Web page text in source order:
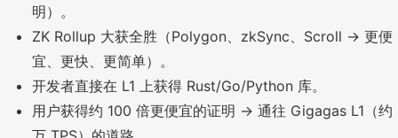
明）。
ZK Rollup 大获全胜（Polygon、zkSync、Scroll → 更便
宜、更快、更简单）。
开发者直接在 L1 上获得 Rust/Go/Python 库。
用户获得约 100 倍更便宜的证明 → 通往 Gigagas L1（约